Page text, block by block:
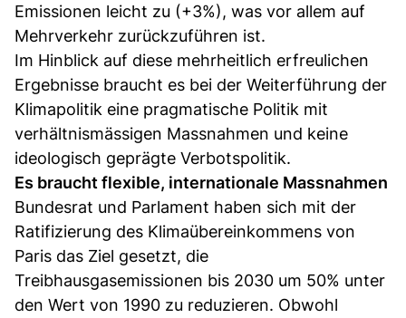
Emissionen leicht zu (+3%), was vor allem auf
Mehrverkehr zurückzuführen ist.
Im Hinblick auf diese mehrheitlich erfreulichen
Ergebnisse braucht es bei der Weiterführung der
Klimapolitik eine pragmatische Politik mit
verhältnismässigen Massnahmen und keine
ideologisch geprägte Verbotspolitik.
Es braucht flexible, internationale Massnahmen
Bundesrat und Parlament haben sich mit der
Ratifizierung des Klimaübereinkommens von
Paris das Ziel gesetzt, die
Treibhausgasemissionen bis 2030 um 50% unter
den Wert von 1990 zu reduzieren. Obwohl